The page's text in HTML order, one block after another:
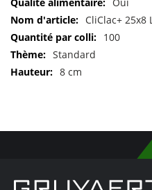
plus
CliClac+ 25x8
100
Standard
8 cm